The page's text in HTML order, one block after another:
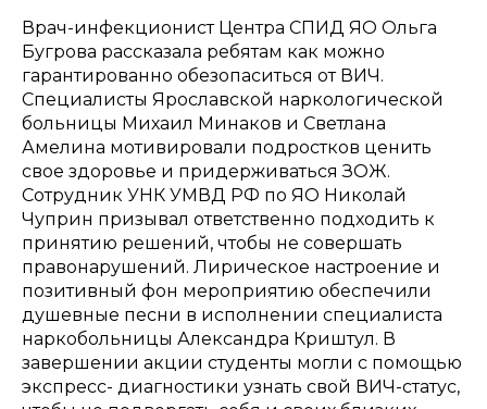
Врач-инфекционист Центра СПИД ЯО Ольга
Бугрова рассказала ребятам как можно
гарантированно обезопаситься от ВИЧ.
Специалисты Ярославской наркологической
больницы Михаил Минаков и Светлана
Амелина мотивировали подростков ценить
свое здоровье и придерживаться ЗОЖ.
Сотрудник УНК УМВД РФ по ЯО Николай
Чуприн призывал ответственно подходить к
принятию решений, чтобы не совершать
правонарушений. Лирическое настроение и
позитивный фон мероприятию обеспечили
душевные песни в исполнении специалиста
наркобольницы Александра Криштул. В
завершении акции студенты могли с помощью
экспресс- диагностики узнать свой ВИЧ-статус,